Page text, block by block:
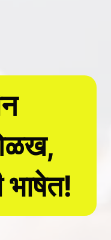
भाषेत!